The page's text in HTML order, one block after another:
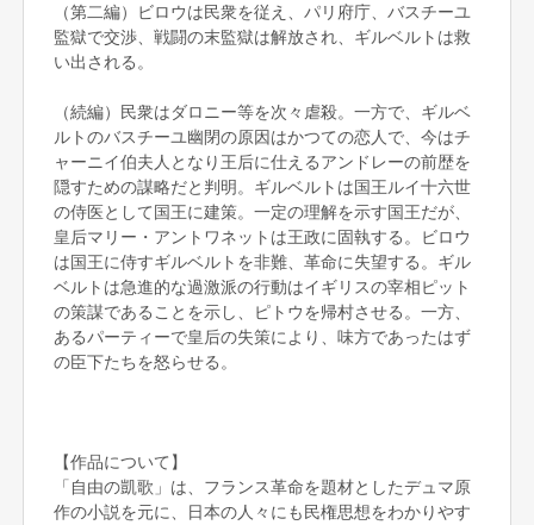
（第二編）ビロウは民衆を従え、パリ府庁、バスチーユ
監獄で交渉、戦闘の末監獄は解放され、ギルベルトは救
い出される。
（続編）民衆はダロニー等を次々虐殺。一方で、ギルベ
ルトのバスチーユ幽閉の原因はかつての恋人で、今はチ
ャーニイ伯夫人となり王后に仕えるアンドレーの前歴を
隠すための謀略だと判明。ギルベルトは国王ルイ十六世
の侍医として国王に建策。一定の理解を示す国王だが、
皇后マリー・アントワネットは王政に固執する。ビロウ
は国王に侍すギルベルトを非難、革命に失望する。ギル
ベルトは急進的な過激派の行動はイギリスの宰相ピット
の策謀であることを示し、ピトウを帰村させる。一方、
あるパーティーで皇后の失策により、味方であったはず
の臣下たちを怒らせる。
【作品について】
「自由の凱歌」は、フランス革命を題材としたデュマ原
作の小説を元に、日本の人々にも民権思想をわかりやす